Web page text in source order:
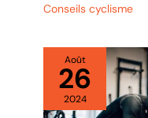
Conseils cyclisme
Août
26
2024